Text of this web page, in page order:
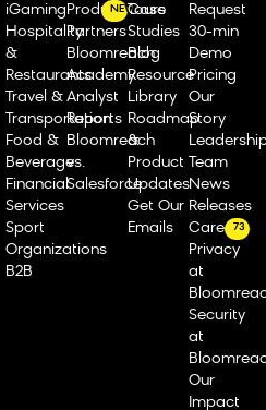
iGaming
Hospitality
&
Restaurants
Travel &
Transportation
Food &
Beverage
Financial
Services
Sport
Organizations
B2B
Product Tours
NEW
Partners
Bloomreach
Academy
Analyst
Reports
Bloomreach
vs.
Salesforce
Case
Studies
Blog
Resource
Library
Roadmap
&
Product
Updates
Get Our
Emails
Request
30-min
Demo
Pricing
Our
Story
Team
News
Releases
Careers
73
Privacy
at
Security
at
Our
Impact